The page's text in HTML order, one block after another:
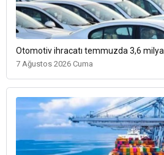
Otomotiv ihracatı temmuzda 3,6
7 Ağustos 2026 Cuma